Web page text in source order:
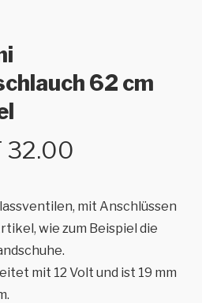
62 cm
48.00
32.00
ist:
CHF 32.00.
mit Anschlüssen
wie zum Beispiel die
mit 12 Volt und ist 19 mm